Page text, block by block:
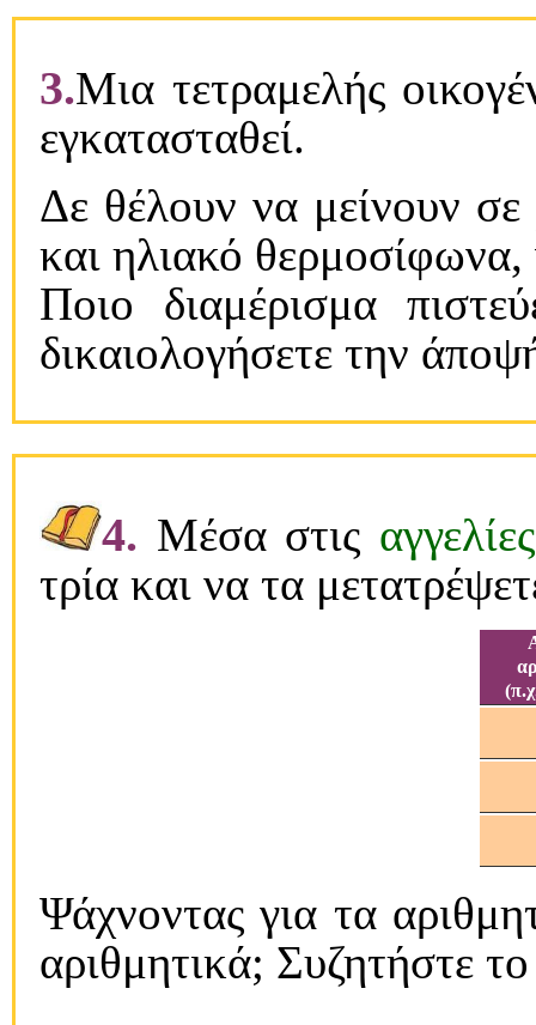
3.Mια τετραμελής
εγκατασταθεί.
Δε θέλουν να μείνουν
και ηλιακό
Ποιο διαμέρισμα
δικαιολογήσετε την
4. Mέσα στις
τρία και να τα
Ψάχνοντας για τα
αριθμητικά; Συζητήστε